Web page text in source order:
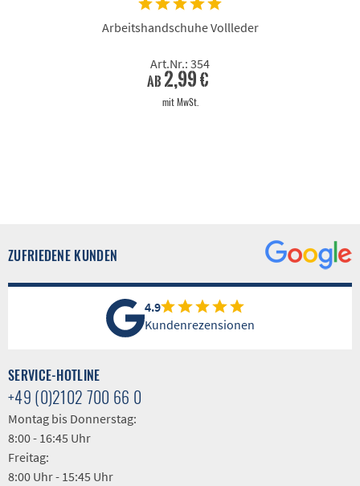
Arbeitshandschuhe Vollleder
Art.Nr.: 354
ab 2,99 €
mit MwSt.
ZUFRIEDENE KUNDEN
4.9
Kundenrezensionen
SERVICE-HOTLINE
+49 (0)2102 700 66 0
Montag bis Donnerstag:
8:00 - 16:45 Uhr
Freitag:
8:00 Uhr - 15:45 Uhr